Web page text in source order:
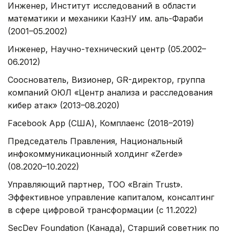
Инженер, Институт исследований в области
математики и механики КазНУ им. аль-Фараби
(2001–05.2002)
Инженер, Научно-технический центр (05.2002–
06.2012)
Сооснователь, Визионер, GR-директор, группа
компаний ОЮЛ «Центр анализа и расследования
кибер атак» (2013–08.2020)
Facebook App (США), Комплаенс (2018–2019)
Председатель Правления, Национальный
инфокоммуникационный холдинг «Zerde»
(08.2020–10.2022)
Управляющий партнер, ТОО «Brain Trust».
Эффективное управление капиталом, консалтинг
в сфере цифровой трансформации (с 11.2022)
SecDev Foundation (Канада), Старший советник по